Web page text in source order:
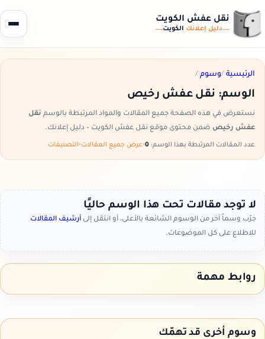
نقل عفش الكويت
دليل إعلانك الكويت
الرئيسية /وسوم /
الوسم: نقل عفش رخيص
نستعرض في هذه الصفحة جميع المقالات والمواد المرتبطة بالوسم نقل
عفش رخيص ضمن محتوى موقع نقل عفش الكويت – دليل إعلانك.
عدد المقالات المرتبطة بهذا الوسم: •عرض جميع المقالات•التصنيفات
لا توجد مقالات تحت هذا الوسم حاليًا
جرّب وسماً آخر من الوسوم الشائعة بالأعلى، أو انتقل إلى أرشيف المقالات
للاطلاع على كل الموضوعات.
روابط مهمة
وسوم أخرى قد تهمّك